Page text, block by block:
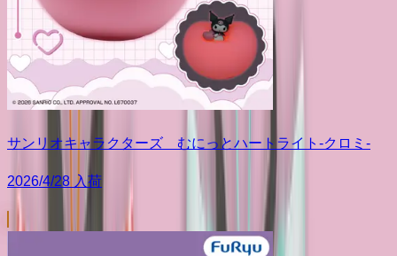
サンリオキャラクターズ むにっとハートライト-クロミ-
2026/4/28 入荷